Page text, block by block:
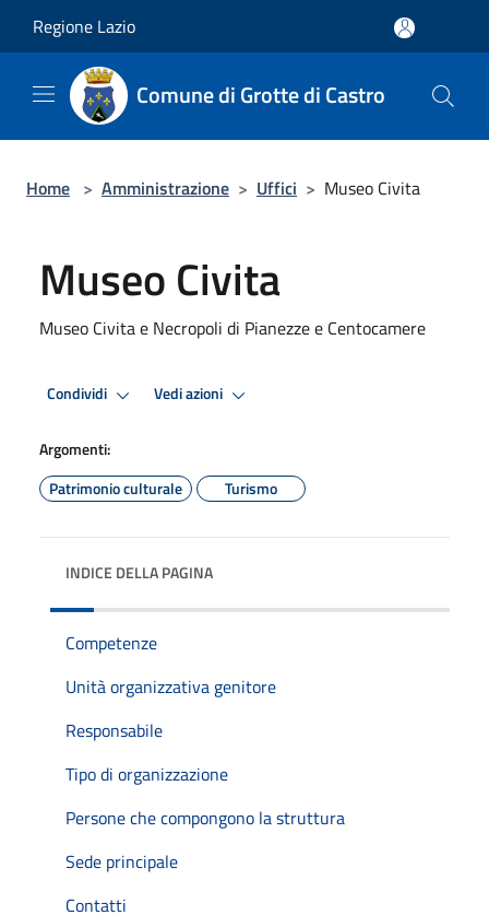
Regione Lazio
Comune di Grotte di Castro
Home > Amministrazione > Uffici > Museo Civita
Museo Civita
Museo Civita e Necropoli di Pianezze e Centocamere
Condividi Vedi azioni
Argomenti:
Patrimonio culturale
Turismo
INDICE DELLA PAGINA
Competenze
Unità organizzativa genitore
Responsabile
Tipo di organizzazione
Persone che compongono la struttura
Sede principale
Contatti